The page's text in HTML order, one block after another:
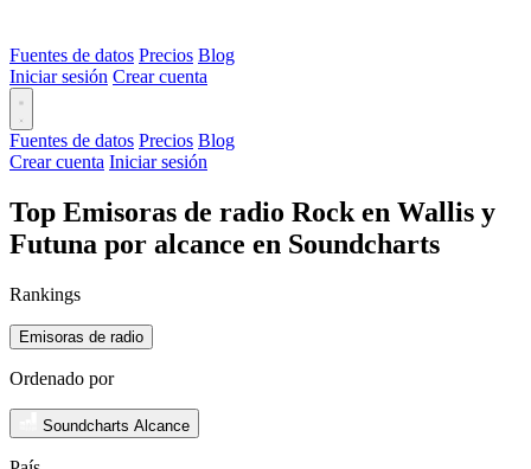
Fuentes de datos Precios Blog
Iniciar sesión Crear cuenta
Fuentes de datos Precios Blog
Crear cuenta Iniciar sesión
Top Emisoras de radio Rock en Wallis y
Futuna por alcance en Soundcharts
Rankings
Emisoras de radio
Ordenado por
Soundcharts Alcance